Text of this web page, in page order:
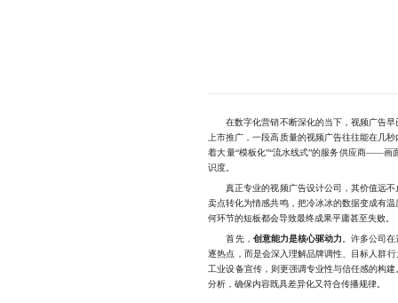
在数字化营销不断深化的当下，视频广告早
上市推广，一段高质量的视频广告往往能在几
着大量“模板化”“流水线式”的服务供应商——画
识度。
真正专业的视频广告设计公司，其价值远不
卖点转化为情感共鸣，把冷冰冰的数据变成有
何环节的短板都会导致最终成果平庸甚至失败。
首先， 创意能力是核心驱动力。许多公司
逐热点，而是会深入理解品牌调性、目标人群
工业设备宣传，则更强调专业性与信任感的构
分析，确保内容既具差异化又符合传播规律。